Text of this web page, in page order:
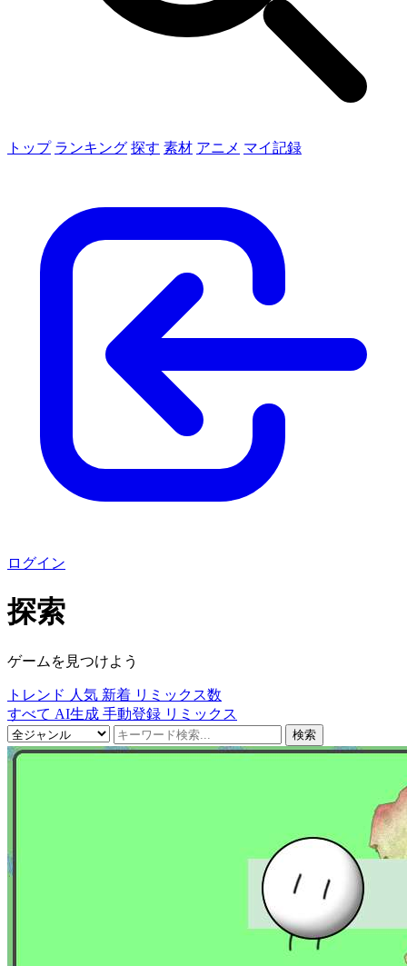
トップ ランキング 探す 素材 アニメ マイ記録
ログイン
探索
ゲームを見つけよう
トレンド 人気 新着 リミックス数
すべて AI生成 手動登録 リミックス
検索